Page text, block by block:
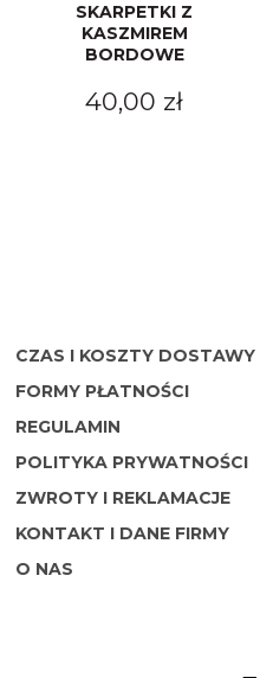
SKARPETKI Z
KASZMIREM
BORDOWE
40,00 zł
CZAS I KOSZTY DOSTAWY
FORMY PŁATNOŚCI
REGULAMIN
POLITYKA PRYWATNOŚCI
ZWROTY I REKLAMACJE
KONTAKT I DANE FIRMY
O NAS